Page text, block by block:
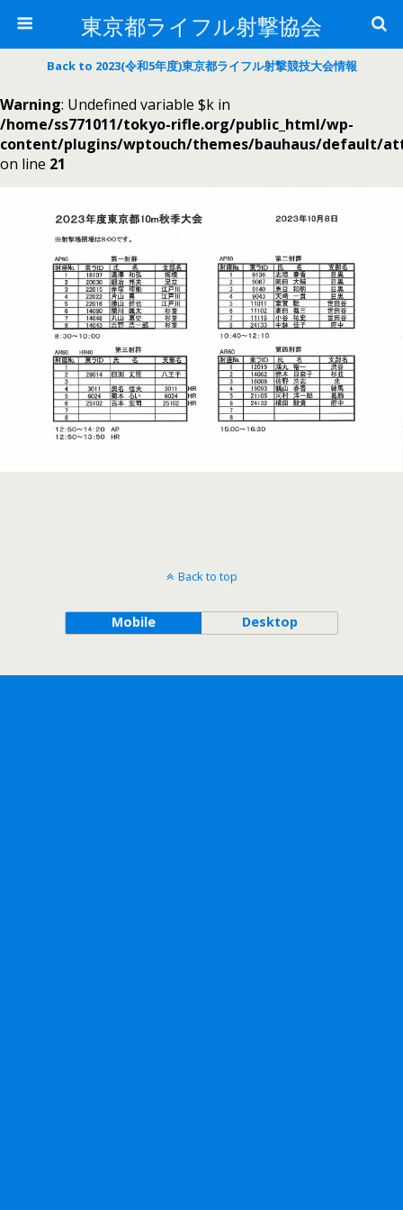
東京都ライフル射撃協会
Back to 2023(令和5年度)東京都ライフル射撃競技大会情報
Warning: Undefined variable $k in
/home/ss771011/tokyo-rifle.org/public_html/wp-
content/plugins/wptouch/themes/bauhaus/default/
on line 21
Back to top
Mobile Desktop